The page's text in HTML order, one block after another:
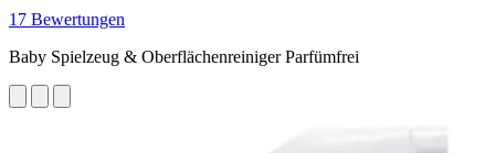
17 Bewertungen
Baby Spielzeug & Oberflächenreiniger Parfümfrei